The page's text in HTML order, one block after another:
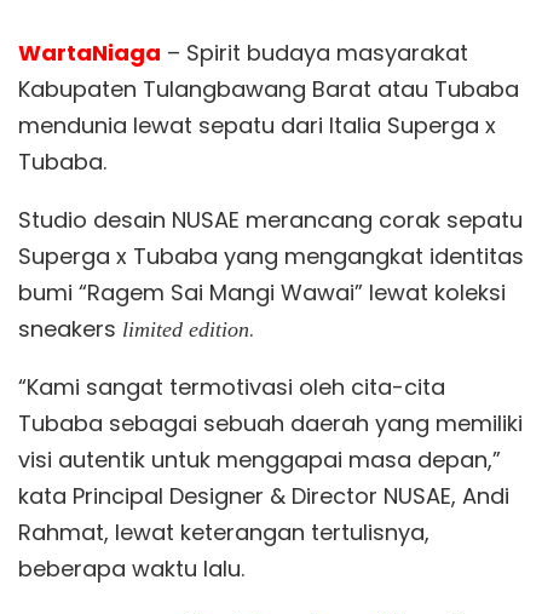
WartaNiaga – Spirit budaya masyarakat
Kabupaten Tulangbawang Barat atau Tubaba
mendunia lewat sepatu dari Italia Superga x
Tubaba.
Studio desain NUSAE merancang corak sepatu
Superga x Tubaba yang mengangkat identitas
bumi “Ragem Sai Mangi Wawai” lewat koleksi
sneakers limited edition.
“Kami sangat termotivasi oleh cita-cita
Tubaba sebagai sebuah daerah yang memiliki
visi autentik untuk menggapai masa depan,”
kata Principal Designer & Director NUSAE, Andi
Rahmat, lewat keterangan tertulisnya,
beberapa waktu lalu.